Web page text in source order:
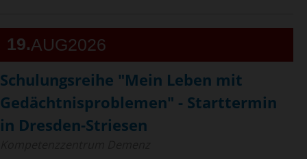
19 AUG2026
Schulungsreihe "Mein Leben mit
Gedächtnisproblemen" - Starttermin
in Dresden-Striesen